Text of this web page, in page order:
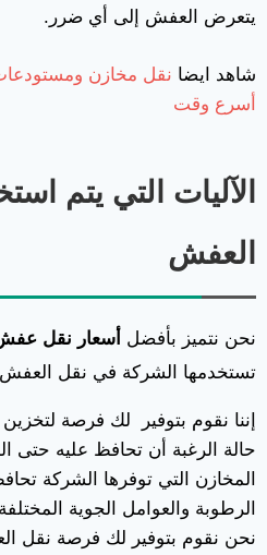
يتعرض العفش إلى أي ضرر.
شاهد ايضا
أسرع وقت
الآليات التي يتم
العفش
نحن نتميز بأفضل أسعار نقل
تستخدمها الشركة في نقل العفش
إننا نقوم بتوفير لك فرصة
حالة الرغبة أن تحافظ عليه حتى
المخازن التي توفرها الشركة
الرطوبة والعوامل الجوية
نحن نقوم بتوفير لك فرصة نقل